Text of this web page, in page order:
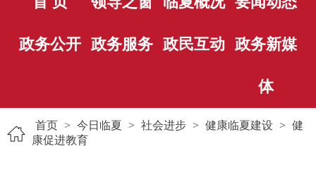
政务公开 政务服务 政民互动 政务新媒
体
首页 > 今日临夏 > 社会进步 > 健康临夏建设 > 健
康促进教育